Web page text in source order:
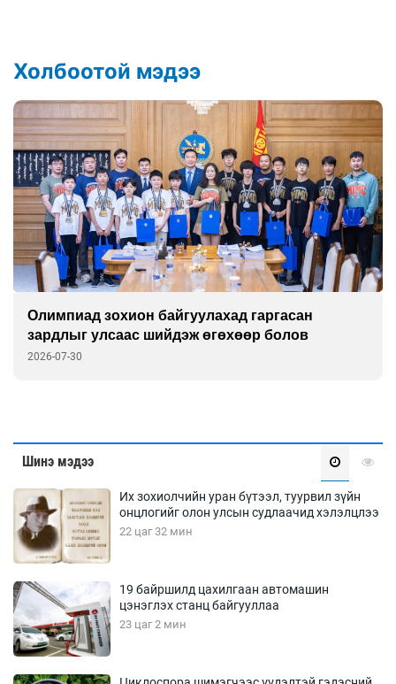
Холбоотой мэдээ
Олимпиад зохион байгуулахад гаргасан
зардлыг улсаас шийдэж өгөхөөр болов
2026-07-30
Шинэ мэдээ
Их зохиолчийн уран бүтээл, туурвил зүйн
онцлогийг олон улсын судлаачид хэлэлцлээ
22 цаг 32 мин
19 байршилд цахилгаан автомашин
цэнэглэх станц байгууллаа
23 цаг 2 мин